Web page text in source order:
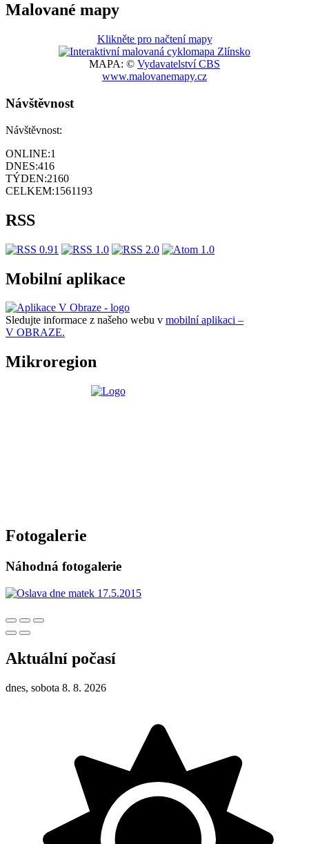
Malované mapy
Klikněte pro načtení mapy
MAPA: © Vydavatelství CBS
www.malovanemapy.cz
Návštěvnost
Návštěvnost:
ONLINE:1
DNES:416
TÝDEN:2160
CELKEM:1561193
RSS
Mobilní aplikace
Sledujte informace z našeho webu v mobilní aplikaci –
V OBRAZE.
Mikroregion
Fotogalerie
Náhodná fotogalerie
Aktuální počasí
dnes, sobota 8. 8. 2026